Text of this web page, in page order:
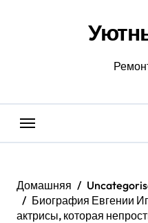
Домашняя
Биография Евгении
актрисы, которая